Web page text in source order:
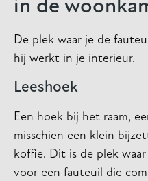
in de
De plek waar je de
hij werkt in je interieur.
Leeshoek
Een hoek bij het raam,
misschien een klein
koffie. Dit is de plek
voor een fauteuil die